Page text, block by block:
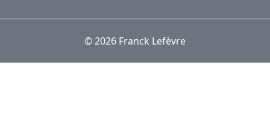
© 2026 Franck Lefèvre